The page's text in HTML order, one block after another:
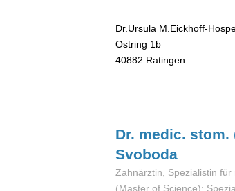
Dr.Ursula M.Eickhoff-
Ostring 1b
40882 Ratingen
Dr. medic. stom.
Svoboda
Zahnärztin, Spezialistin
(Master of Science);